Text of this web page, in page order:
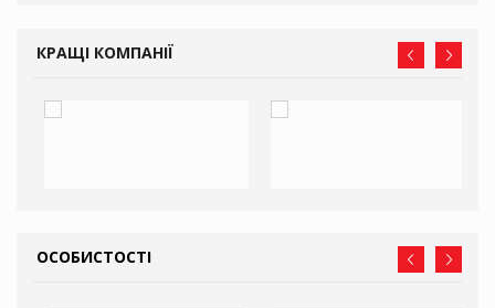
КРАЩІ КОМПАНІЇ
ОСОБИСТОСТІ